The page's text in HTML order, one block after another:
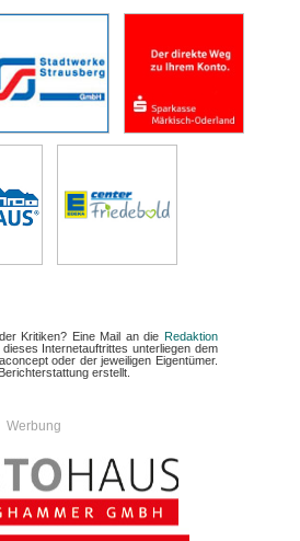
Kritiken? Eine Mail an die Redaktion
Internetauftrittes unterliegen dem
oder der jeweiligen Eigentümer.
erstellt.
Werbung